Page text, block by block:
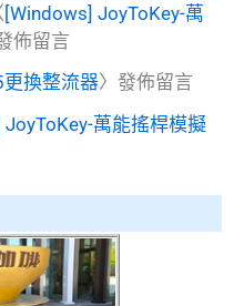
[Windows] JoyToKey-萬
佈留言
換整流器〉發佈留言
JoyToKey-萬能搖桿模擬